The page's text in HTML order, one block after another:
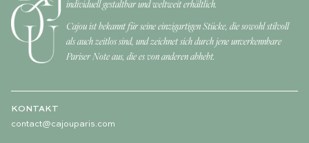
individuell gestaltbar und weltweit erhältlich.
Cajou ist bekannt für seine einzigartigen Stücke, die sowohl stilvoll
als auch zeitlos sind, und zeichnet sich durch jene unverkennbare
Pariser Note aus, die es von anderen abhebt.
KONTAKT
contact@cajouparis.com